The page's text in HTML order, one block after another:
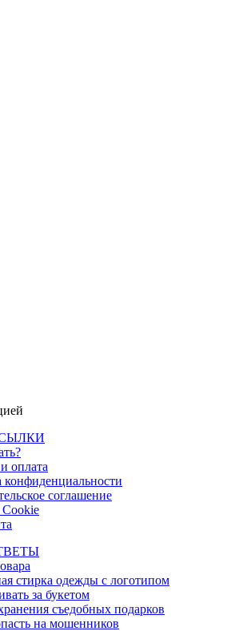
оплата
соглашение
стирка одежды с логотипом
за букетом
съедобных подарков
на мошенников